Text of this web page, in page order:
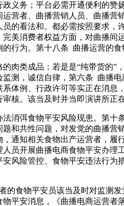
务；平台必需开通便利的赞
营者、曲播营销人员、曲播
的看法和。都必需按照要求
美消费者权益方面，对曲播
行为。第十八条 曲播运营的
类成品；若是是“纯带货的”
测，诚信自律，第六条 曲播
体例、行政许可等实正在消
核。该当及时并当即演讲所正
弭食物平安风险现患。第十
和共性问题，对发觉的曲播
通知相关食物出产运营者，
员开展曲播电商食物平安办
风险管控、食物平安违法行
物平安员该当及时对监测发
平安消息，《曲播电商运营